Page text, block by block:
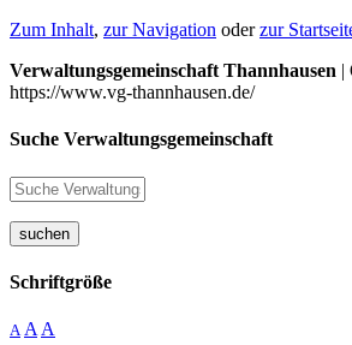
Zum Inhalt, zur Navigation oderzur
Verwaltungsgemeinschaft Thannhausen |
https://www.vg-thannhausen.de/
Suche Verwaltungsgemeinschaft
suchen
Schriftgröße
A A A